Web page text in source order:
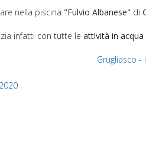
nella piscina "Fulvio Albanese" di
infatti con tutte le attività in acqua
Grugliasco